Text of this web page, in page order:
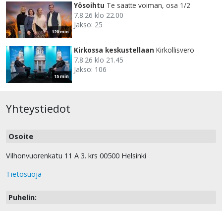
120 min
Yösoihtu Te saatte voiman, osa 1/2
7.8.26 klo 22.00
Jakso: 25
15 min
Kirkossa keskustellaan Kirkollisvero
7.8.26 klo 21.45
Jakso: 106
Yhteystiedot
Osoite
Vilhonvuorenkatu 11 A 3. krs 00500 Helsinki
Tietosuoja
Puhelin: